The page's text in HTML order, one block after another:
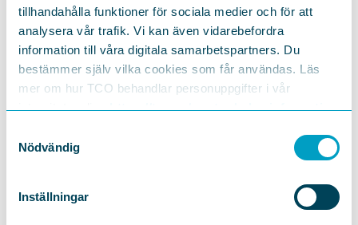
tillhandahålla funktioner för sociala medier och för att
analysera vår trafik. Vi kan även vidarebefordra
information till våra digitala samarbetspartners. Du
bestämmer själv vilka cookies som får användas. Läs
mer om hur TCO behandlar personuppgifter i vår
integritetspolicyhttps://tco.se/om-tco/gdpr-information
Nödvändig
Inställningar